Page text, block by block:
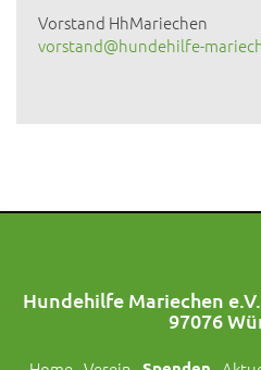
Vorstand HhMariechen
vorstand@hundehilfe-
Hundehilfe Mariechen
97076